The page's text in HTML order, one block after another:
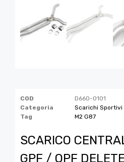
COD
D660-0101
Categoria
Scarichi Sportivi
Tag
M2 G87
SCARICO
GPF / OPF